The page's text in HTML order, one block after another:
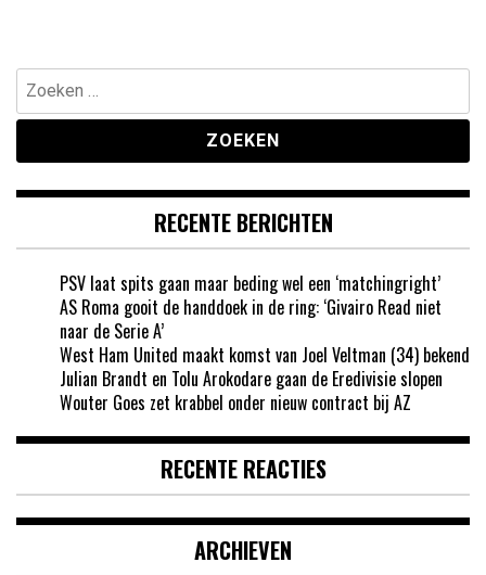
Zoeken
naar:
RECENTE BERICHTEN
PSV laat spits gaan maar beding wel een ‘matchingright’
AS Roma gooit de handdoek in de ring: ‘Givairo Read niet
naar de Serie A’
West Ham United maakt komst van Joel Veltman (34) bekend
Julian Brandt en Tolu Arokodare gaan de Eredivisie slopen
Wouter Goes zet krabbel onder nieuw contract bij AZ
RECENTE REACTIES
ARCHIEVEN